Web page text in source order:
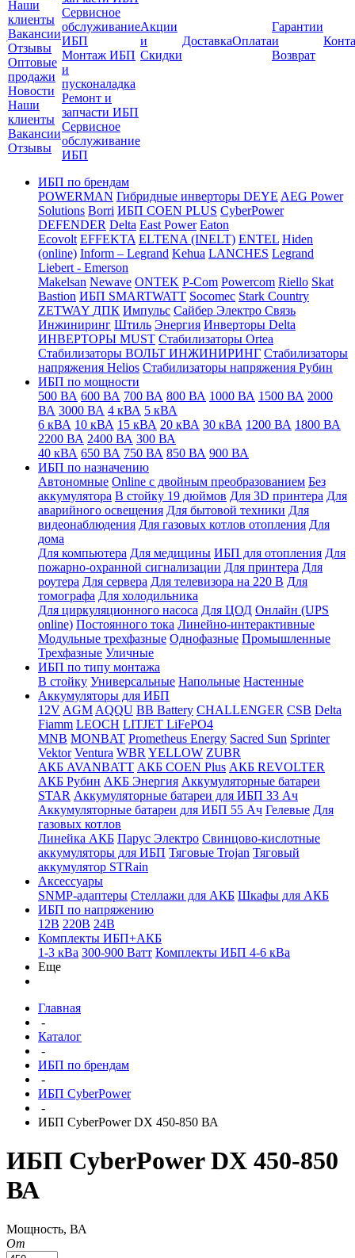
Наши
клиенты
Вакансии
Отзывы
Оптовые
продажи
Новости
Наши
клиенты
Вакансии
Отзывы
Сервисное
обслуживание
ИБП
Монтаж ИБП
и
пусконаладка
Ремонт и
запчасти ИБП
Сервисное
обслуживание
ИБП
Акции
и
Скидки
ДоставкаОплата
Гарантии
и
Возврат
ИБП по брендам
POWERMAN Гибридные инверторы DEYE AEG Power
Solutions Borri ИБП COEN PLUS CyberPower
DEFENDER Delta East Power Eaton
Ecovolt EFFEKTA ELTENA (INELT) ENTEL Hiden
(online) Inform – Legrand Kehua LANCHES Legrand
Liebert - Emerson
Makelsan Newave ONTEK P-Com Powercom Riello Skat
Bastion ИБП SMARTWATT Socomec Stark Country
ZETWAY ДПК Импульс Сайбер Электро Связь
Инжиниринг Штиль Энергия Инверторы Delta
ИНВЕРТОРЫ MUST Стабилизаторы Ortea
Стабилизаторы ВОЛЬТ ИНЖИНИРИНГ Стабилизаторы
напряжения Helios Стабилизаторы напряжения Рубин
ИБП по мощности
500 ВА 600 ВА 700 ВА 800 ВА 1000 ВА 1500 ВА 2000
ВА 3000 ВА 4 кВА 5 кВА
6 кВА 10 кВА 15 кВА 20 кВА 30 кВА 1200 ВА 1800 ВА
2200 ВА 2400 ВА 300 ВА
40 кВА 650 ВА 750 ВА 850 ВА 900 ВА
ИБП по назначению
Автономные Online с двойным преобразованием Без
аккумулятора В стойку 19 дюймов Для 3D принтера Для
аварийного освещения Для бытовой техники Для
видеонаблюдения Для газовых котлов отопления Для
дома
Для компьютера Для медицины ИБП для отопления Для
пожарно-охранной сигнализации Для принтера Для
роутера Для сервера Для телевизора на 220 В Для
томографа Для холодильника
Для циркуляционного насоса Для ЦОД Онлайн (UPS
online) Постоянного тока Линейно-интерактивные
Модульные трехфазные Однофазные Промышленные
Трехфазные Уличные
ИБП по типу монтажа
В стойку Универсальные Напольные Настенные
Аккумуляторы для ИБП
12V AGM AQQU BB Battery CHALLENGER CSB Delta
Fiamm LEOCH LITJET LiFePO4
MNB MONBAT Prometheus Energy Sacred Sun Sprinter
Vektor Ventura WBR YELLOW ZUBR
АКБ AVANBATT АКБ COEN Plus АКБ REVOLTER
АКБ Рубин АКБ Энергия Аккумуляторные батареи
STAR Аккумуляторные батареи для ИБП 33 Ач
Аккумуляторные батареи для ИБП 55 Ач Гелевые Для
газовых котлов
Линейка АКБ Парус Электро Свинцово-кислотные
аккумуляторы для ИБП Тяговые Trojan Тяговый
аккумулятор STRain
Аксессуары
SNMP-адаптеры Стеллажи для АКБ Шкафы для АКБ
ИБП по напряжению
12В 220В 24В
Комплекты ИБП+АКБ
1-3 кВа 300-900 Ватт Комплекты ИБП 4-6 кВа
Еще
Главная
-
Каталог
-
ИБП по брендам
-
ИБП CyberPower
-
ИБП CyberPower DX 450-850 ВА
ИБП CyberPower DX 450-850
ВА
Мощность, ВА
От